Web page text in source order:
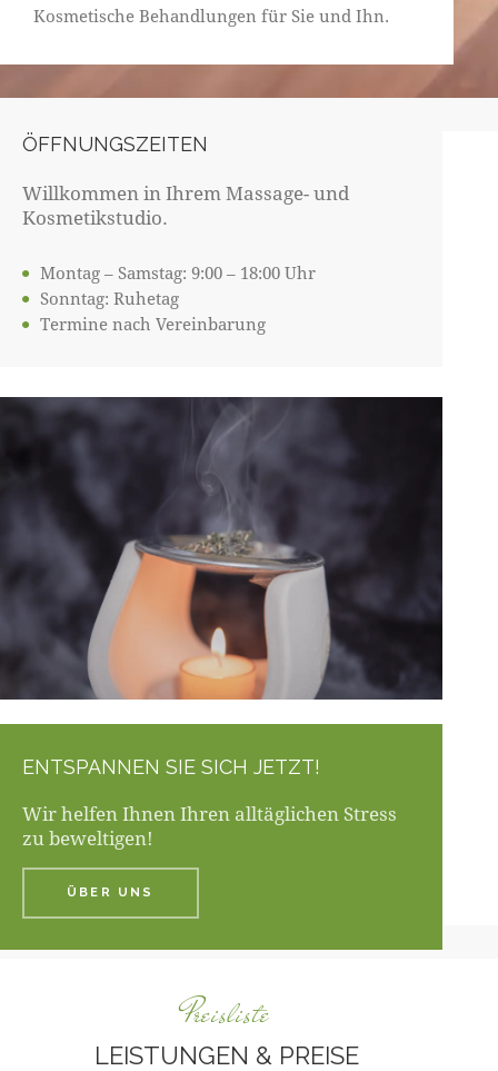
Kosmetische Behandlungen für Sie und Ihn.
ÖFFNUNGSZEITEN
Willkommen in Ihrem Massage- und
Kosmetikstudio.
Montag – Samstag: 9:00 – 18:00 Uhr
Sonntag: Ruhetag
Termine nach Vereinbarung
ENTSPANNEN SIE SICH JETZT!
Wir helfen Ihnen Ihren alltäglichen Stress
zu beweltigen!
ÜBER UNS
Preisliste
LEISTUNGEN & PREISE